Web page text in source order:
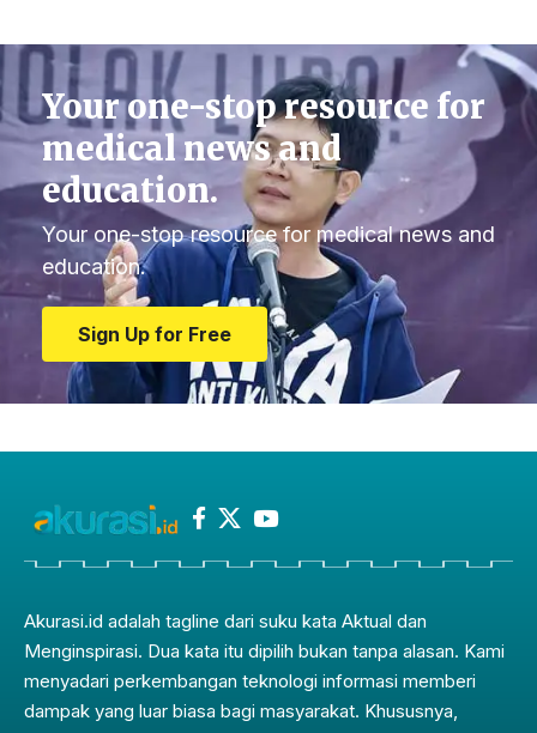
Your one-stop resource for
medical news and
education.
Your one-stop resource for medical news and
education.
Sign Up for Free
Akurasi.id adalah tagline dari suku kata Aktual dan
Menginspirasi. Dua kata itu dipilih bukan tanpa alasan. Kami
menyadari perkembangan teknologi informasi memberi
dampak yang luar biasa bagi masyarakat. Khususnya,